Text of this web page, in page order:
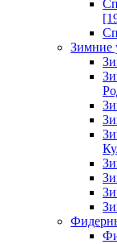
Зимние